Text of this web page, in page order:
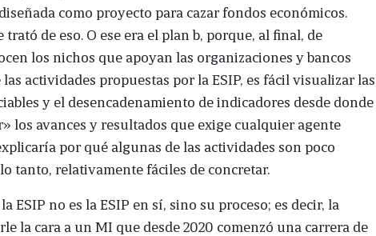
como proyecto para cazar fondos económicos.
trató de eso. O ese era el plan b, porque, al final, de
los nichos que apoyan las organizaciones y bancos
actividades propuestas por la ESIP, es fácil visualizar las
y el desencadenamiento de indicadores desde donde
los avances y resultados que exige cualquier agente
por qué algunas de las actividades son poco
tanto, relativamente fáciles de concretar.
ESIP no es la ESIP en sí, sino su proceso; es decir, la
la cara a un MI que desde 2020 comenzó una carrera de